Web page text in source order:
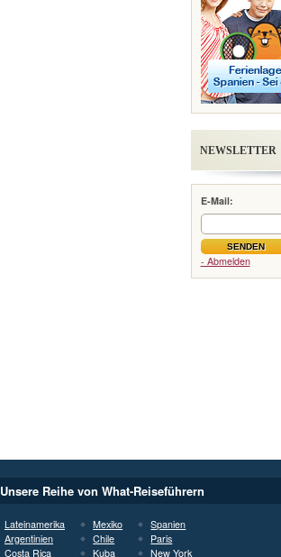
NEWSLETTER
E-Mail:
- Abmelden
Unsere Reihe von What-Reiseführern
Lateinamerika
Argentinien
Costa Rica
Mexiko
Chile
Kuba
Spanien
Paris
New York